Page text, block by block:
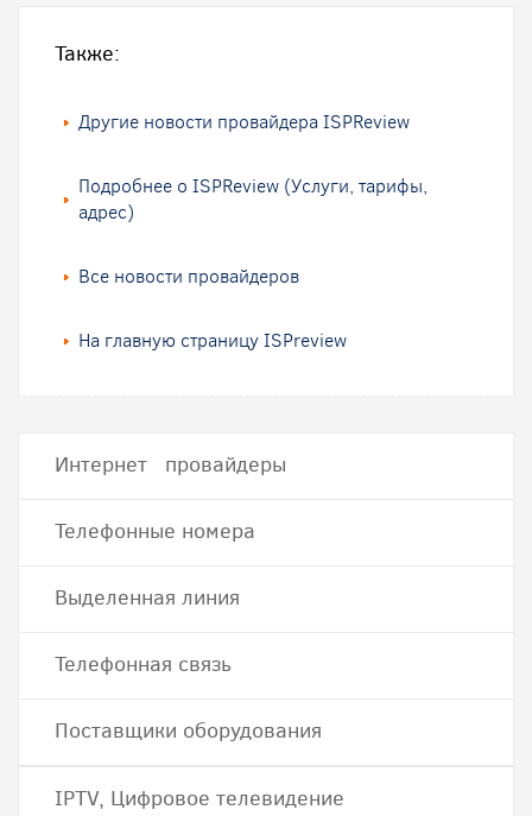
Также:
Другие новости провайдера ISPReview
Подробнее о ISPReview (Услуги, тарифы,
адрес)
Все новости провайдеров
На главную страницу ISPreview
Интернет провайдеры
Телефонные номера
Выделенная линия
Телефонная связь
Поставщики оборудования
IPTV, Цифровое телевидение